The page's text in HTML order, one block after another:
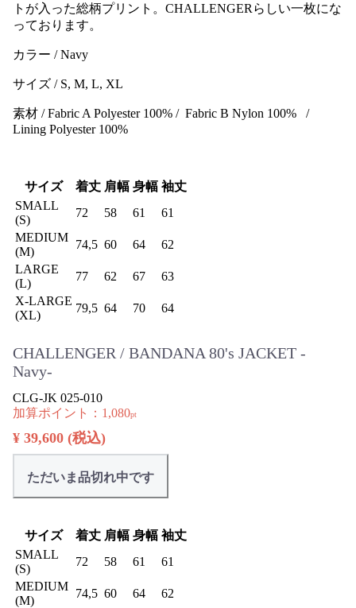
トが入った総柄プリント。CHALLENGERらしい一枚にな
っております。
カラー / Navy
サイズ / S, M, L, XL
素材 / Fabric A Polyester 100% / Fabric B Nylon 100% /
Lining Polyester 100%
サイズ 着丈 肩幅 身幅 袖丈
SMALL
(S)
72 58 61
61
MEDIUM
(M)
74,5 60 64
62
LARGE
(L)
77 62 67
63
X-LARGE
(XL)
79,5 64 70 64
CHALLENGER / BANDANA 80's JACKET -
Navy-
CLG-JK 025-010
加算ポイント： 1,080pt
¥ 39,600 (税込)
ただいま品切れ中です
サイズ 着丈 肩幅 身幅 袖丈
SMALL
(S)
72 58 61
61
MEDIUM
(M)
74,5 60 64
62